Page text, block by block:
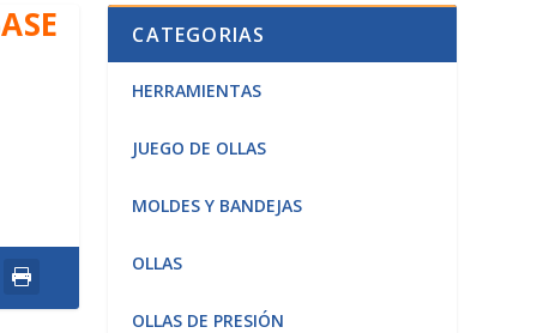
CATEGORIAS
HERRAMIENTAS
JUEGO DE OLLAS
MOLDES Y BANDEJAS
OLLAS
OLLAS DE PRESIÓN